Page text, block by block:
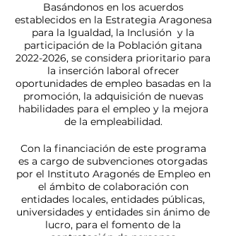
Basándonos en los acuerdos
establecidos en la Estrategia Aragonesa
para la Igualdad, la Inclusión y la
participación de la Población gitana
2022-2026, se considera prioritario para
la inserción laboral ofrecer
oportunidades de empleo basadas en la
promoción, la adquisición de nuevas
habilidades para el empleo y la mejora
de la empleabilidad.
Con la financiación de este programa
es a cargo de subvenciones otorgadas
por el Instituto Aragonés de Empleo en
el ámbito de colaboración con
entidades locales, entidades públicas,
universidades y entidades sin ánimo de
lucro, para el fomento de la